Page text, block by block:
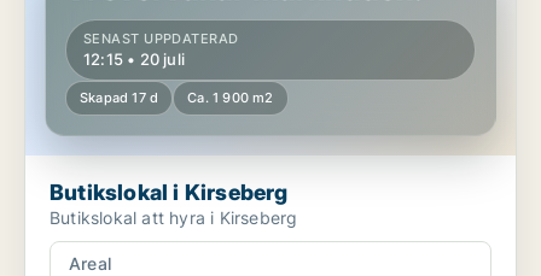
SENAST UPPDATERAD
12:15 • 20 juli
Skapad 17 d Ca. 1 900 m2
Butikslokal i Kirseberg
Butikslokal att hyra i Kirseberg
Areal